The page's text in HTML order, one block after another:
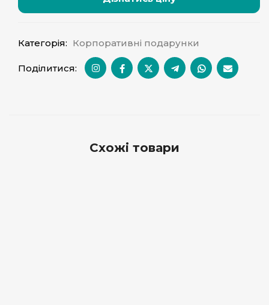
Категорія: Корпоративні подарунки
Поділитися:
Схожі товари